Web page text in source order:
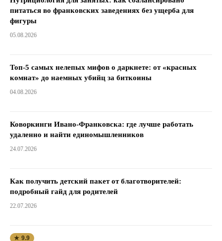
питаться во франковских заведениях без ущерба для
фигуры
05.08.2026
Топ-5 самых нелепых мифов о даркнете: от «красных
комнат» до наемных убийц за биткоины
04.08.2026
Коворкинги Ивано-Франковска: где лучше работать
удаленно и найти единомышленников
24.07.2026
Как получить детский пакет от благотворителей:
подробный гайд для родителей
22.07.2026
★ 9.9